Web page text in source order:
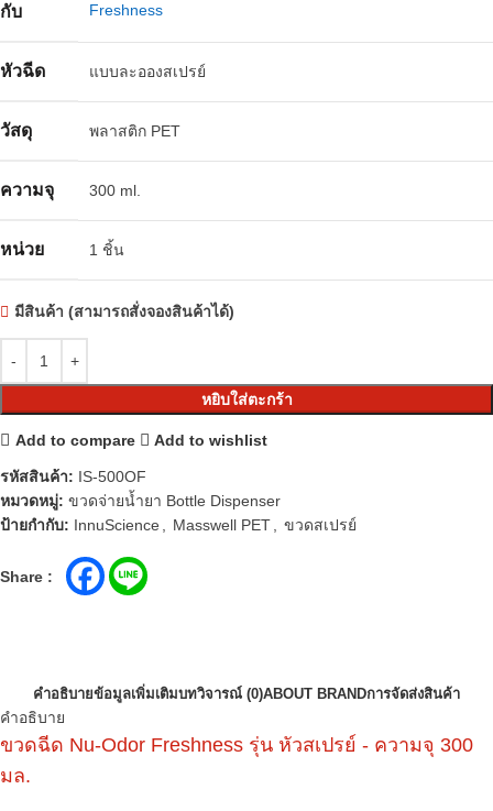
กับ
Freshness
หัวฉีด แบบละอองสเปรย์
วัสดุ พลาสติก PET
ความจุ 300 ml.
หน่วย 1 ชิ้น
มีสินค้า (สามารถสั่งจองสินค้าได้)
หยิบใส่ตะกร้า
Add to compare Add to wishlist
รหัสสินค้า: IS-500OF
หมวดหมู่: ขวดจ่ายน้ำยา Bottle Dispenser
ป้ายกำกับ: InnuScience , Masswell PET, ขวดสเปรย์
Share :
คำอธิบายข้อมูลเพิ่มเติมบทวิจารณ์ (0)ABOUT BRANDการจัดส่งสินค้า
คำอธิบาย
ขวดฉีด Nu-Odor Freshness รุ่น หัวสเปรย์ - ความจุ 300
มล.